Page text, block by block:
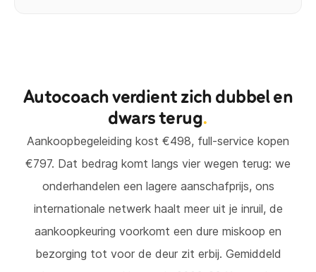
Autocoach verdient zich dubbel en
dwars terug.
Aankoopbegeleiding kost €498, full-service kopen
€797. Dat bedrag komt langs vier wegen terug: we
onderhandelen een lagere aanschafprijs, ons
internationale netwerk haalt meer uit je inruil, de
aankoopkeuring voorkomt een dure miskoop en
bezorging tot voor de deur zit erbij. Gemiddeld